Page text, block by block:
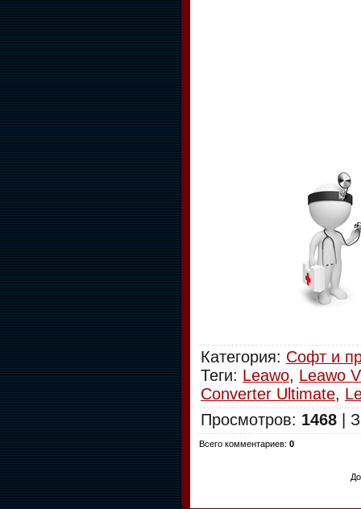
Категория: Софт и
Теги: Leawo, Leawo
Converter Ultimate,
Просмотров: 1468 |
Всего комментариев: 0